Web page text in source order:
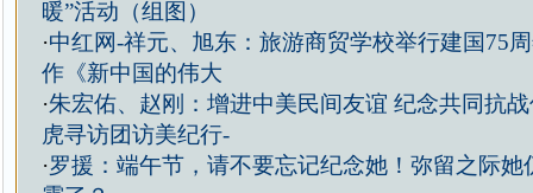
暖”活动（组图）
·中红网-祥元、旭东：旅游商贸学校举行建国75
作《新中国的伟大
·朱宏佑、赵刚：增进中美民间友谊 纪念共同抗
虎寻访团访美纪行-
·罗援：端午节，请不要忘记纪念她！弥留之际她